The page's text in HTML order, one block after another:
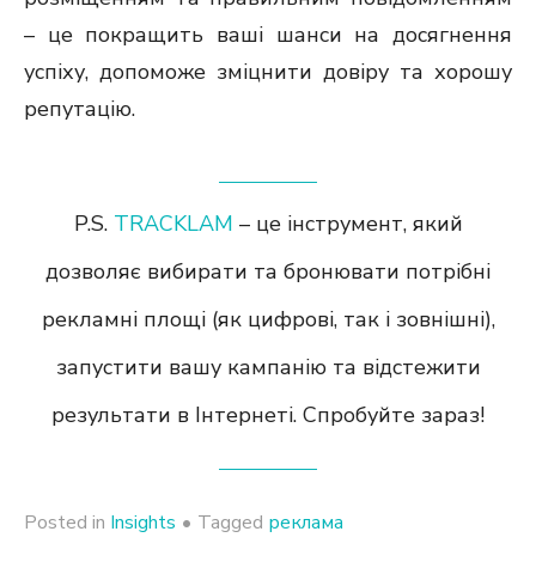
– це покращить ваші шанси на досягнення
успіху, допоможе зміцнити довіру та хорошу
репутацію.
P.S. TRACKLAM – це інструмент, який
дозволяє вибирати та бронювати потрібні
рекламні площі (як цифрові, так і зовнішні),
запустити вашу кампанію та відстежити
результати в Інтернеті. Спробуйте зараз!
Posted in Insights • Tagged реклама